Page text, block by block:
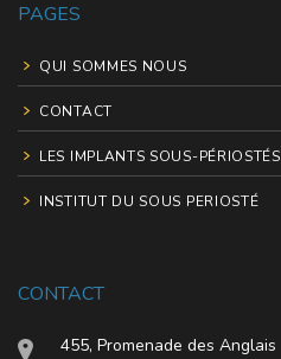
PAGES
QUI SOMMES NOUS
CONTACT
LES IMPLANTS SOUS-PÉRIOSTÉS
INSTITUT DU SOUS PERIOSTÉ
CONTACT
455, Promenade des Anglais